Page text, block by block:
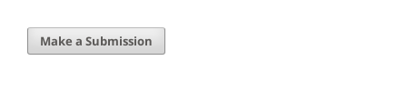
Make a Submission